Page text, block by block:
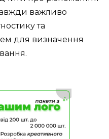
важливо
та
для визначення